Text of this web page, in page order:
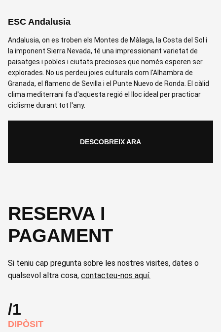
ESC Andalusia
Andalusia, on es troben els Montes de Màlaga, la Costa del Sol i
la imponent Sierra Nevada, té una impressionant varietat de
paisatges i pobles i ciutats precioses que només esperen ser
explorades. No us perdeu joies culturals com l'Alhambra de
Granada, el flamenc de Sevilla i el Punte Nuevo de Ronda. El càlid
clima mediterrani fa d'aquesta regió el lloc ideal per practicar
ciclisme durant tot l'any.
DESCOBREIX ARA
RESERVA I
PAGAMENT
Si teniu cap pregunta sobre les nostres visites, dates o
qualsevol altra cosa, contacteu-nos aquí.
/1
DIPÒSIT